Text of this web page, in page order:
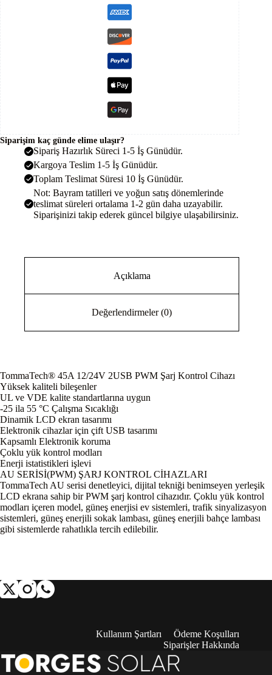
Siparişim kaç günde elime ulaşır?
Sipariş Hazırlık Süreci 1-5 İş Günüdür.
Kargoya Teslim 1-5 İş Günüdür.
Toplam Teslimat Süresi 10 İş Günüdür.
Not: Bayram tatilleri ve yoğun satış dönemlerinde
teslimat süreleri ortalama 1-2 gün daha uzayabilir.
Siparişinizi takip ederek güncel bilgiye ulaşabilirsiniz.
Açıklama
Değerlendirmeler (0)
TommaTech® 45A 12/24V 2USB PWM Şarj Kontrol Cihazı
Yüksek kaliteli bileşenler
UL ve VDE kalite standartlarına uygun
-25 ila 55 °C Çalışma Sıcaklığı
Dinamik LCD ekran tasarımı
Elektronik cihazlar için çift USB tasarımı
Kapsamlı Elektronik koruma
Çoklu yük kontrol modları
Enerji istatistikleri işlevi
AU SERİSİ(PWM) ŞARJ KONTROL CİHAZLARI
TommaTech AU serisi denetleyici, dijital tekniği benimseyen yerleşik
LCD ekrana sahip bir PWM şarj kontrol cihazıdır. Çoklu yük kontrol
modları içeren model, güneş enerjisi ev sistemleri, trafik sinyalizasyon
sistemleri, güneş enerjili sokak lambası, güneş enerjili bahçe lambası
gibi sistemlerde rahatlıkla tercih edilebilir.
Kullanım Şartları
Ödeme Koşulları
Siparişler Hakkında